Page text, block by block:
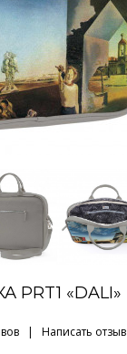
«DALI»
| Написать отзыв